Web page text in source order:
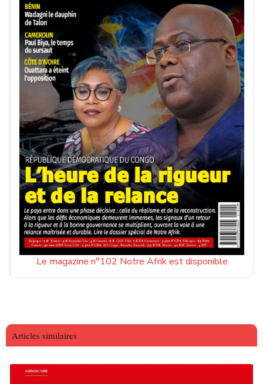
Le magazine n°102 Notre Afrik est disponible
Articles similaires